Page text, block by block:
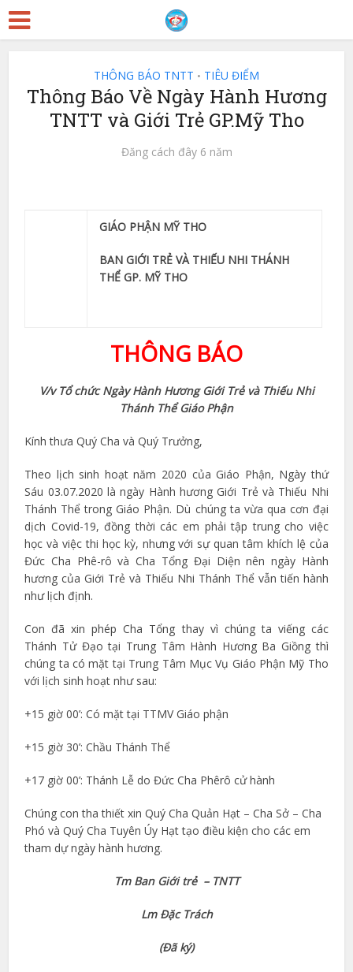
THÔNG BÁO TNTT • TIÊU ĐIỂM
Thông Báo Về Ngày Hành Hương
TNTT và Giới Trẻ GP.Mỹ Tho
Đăng cách đây 6 năm
GIÁO PHẬN MỸ THO
BAN GIỚI TRẺ VÀ THIẾU NHI THÁNH
THỂ GP. MỸ THO
THÔNG BÁO
V/v Tổ chức Ngày Hành Hương Giới Trẻ và Thiếu Nhi
Thánh Thể Giáo Phận
Kính thưa Quý Cha và Quý Trưởng,
Theo lịch sinh hoạt năm 2020 của Giáo Phận, Ngày thứ
Sáu 03.07.2020 là ngày Hành hương Giới Trẻ và Thiếu Nhi
Thánh Thể trong Giáo Phận. Dù chúng ta vừa qua cơn đại
dịch Covid-19, đồng thời các em phải tập trung cho việc
học và việc thi học kỳ, nhưng với sự quan tâm khích lệ của
Đức Cha Phê-rô và Cha Tổng Đại Diện nên ngày Hành
hương của Giới Trẻ và Thiếu Nhi Thánh Thể vẫn tiến hành
như lịch định.
Con đã xin phép Cha Tổng thay vì chúng ta viếng các
Thánh Tử Đạo tại Trung Tâm Hành Hương Ba Giồng thì
chúng ta có mặt tại Trung Tâm Mục Vụ Giáo Phận Mỹ Tho
với lịch sinh hoạt như sau:
+15 giờ 00’: Có mặt tại TTMV Giáo phận
+15 giờ 30’: Chầu Thánh Thể
+17 giờ 00’: Thánh Lễ do Đức Cha Phêrô cử hành
Chúng con tha thiết xin Quý Cha Quản Hạt – Cha Sở – Cha
Phó và Quý Cha Tuyên Úy Hạt tạo điều kiện cho các em
tham dự ngày hành hương.
Tm Ban Giới trẻ – TNTT
Lm Đặc Trách
(Đã ký)